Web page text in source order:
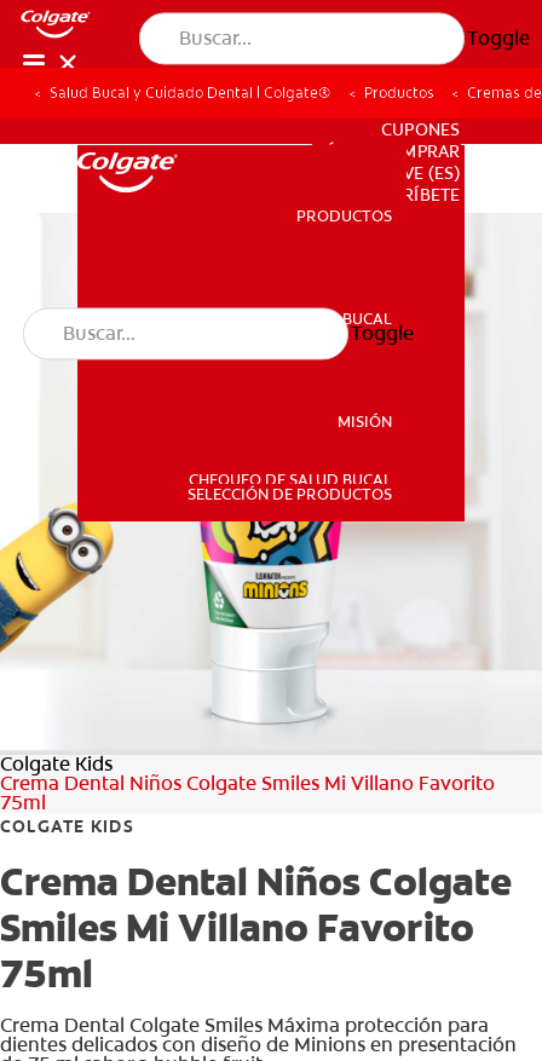
Toggle
PRODUCTOS
SALUD BUCAL
CHEQUEO DE SALUD BUCAL
SELECCIÓN DE PRODUCTOS
PARA PROFESIONALES
VE (ES)
SUSCRÍBETE
PARA PROFESIONALES
CUPONES
DÓNDE COMPRAR
VE (ES)
SUSCRÍBETE
PRODUCTOS
SALUD BUCAL
MISIÓN
CHEQUEO DE SALUD BUCAL
SELECCIÓN DE PRODUCTOS
Toggle
Salud Bucal y Cuidado Dental | Colgate® Productos Cremas
Colgate Kids
Crema Dental Niños Colgate Smiles Mi Villano Favorito
75ml
COLGATE KIDS
Crema Dental Niños Colgate
Smiles Mi Villano Favorito
75ml
Crema Dental Colgate Smiles Máxima protección para
dientes delicados con diseño de Minions en presentación